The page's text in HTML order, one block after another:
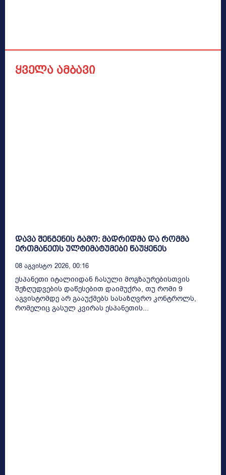
ყველა ამბავი
დავა შენგენის გამო: მადრიდმა და რომმა
ერთმანეთს ულტიმატუმები წაუყენეს
08 Აგვისტო 2026, 00:16
ესპანეთი იტალიიდან ჩასული მოგზაურებისთვის
შეზღუდვების დაწესებით დაიმუქრა, თუ რომი 9
აგვისტომდე არ გააუქმებს სასაზღვრო კონტროლს,
რომელიც გასულ კვირას ესპანეთის...